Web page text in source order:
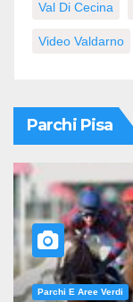
Val Di Cecina
Video Valdarno
Parchi Pisa
Parchi E Aree Verdi